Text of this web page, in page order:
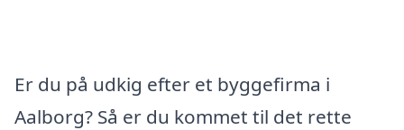
Er du på udkig efter et byggefirma i
Aalborg? Så er du kommet til det rette